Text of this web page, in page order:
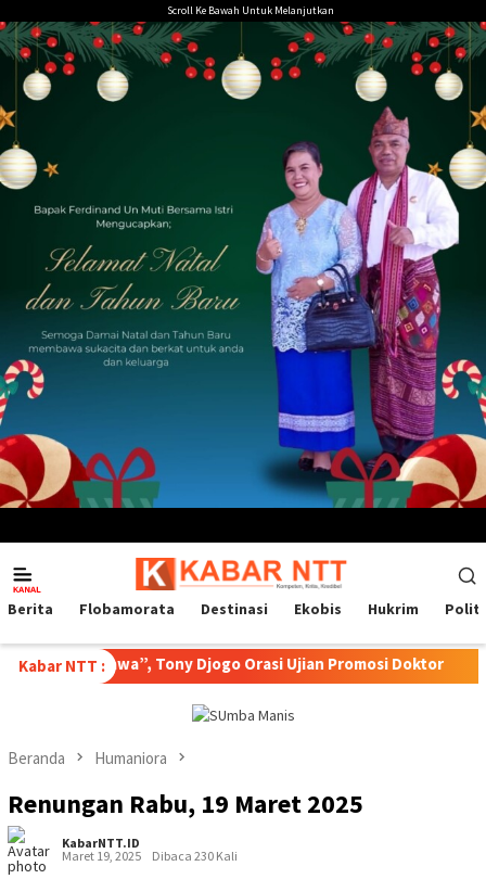
ke
konten
Scroll Ke Bawah Untuk Melanjutkan
Mobile
Berita Flobamorata Destinasi Ekobis Hukrim
Kabar NTT :
Bajawa”, Tony Djogo Orasi Ujian Promosi Doktor
Beranda Humaniora
Renungan Rabu, 19 Maret 2025
KabarNTT.ID
Maret 19, 2025
Dibaca 230 Kali